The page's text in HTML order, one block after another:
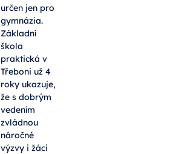
určen jen pro
gymnázia.
Základní
škola
praktická v
Třeboni už 4
roky ukazuje,
že s dobrým
vedením
zvládnou
náročné
výzvy i žáci